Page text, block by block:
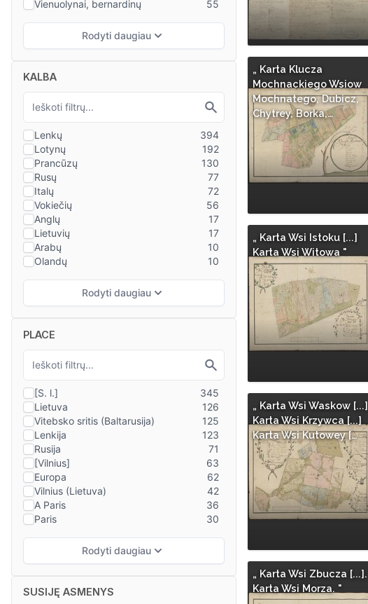
KALBA
PLACE
SUSIJĘ ASMENYS
„ Karta Klucza
Mochnackiego Wsiow
Mochnatego, Dubicz,
Chytrey, Borka,…
„ Karta Wsi Istoku [...]
Karta Wsi Witowa "
„ Karta Wsi Waskow [...]
Karta Wsi Krzywca [...]
Karta Wsi Kutowey […
„ Karta Wsi Zbucza [...].
Karta Wsi Morza. "